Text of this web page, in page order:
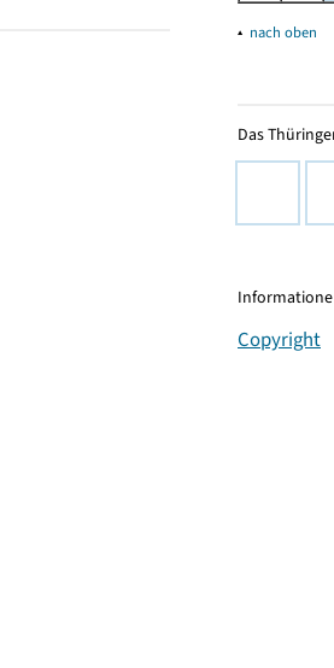
▴ nach oben
Das
Copyright